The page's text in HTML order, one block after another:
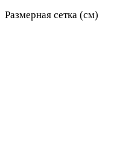
Размерная сетка (см)